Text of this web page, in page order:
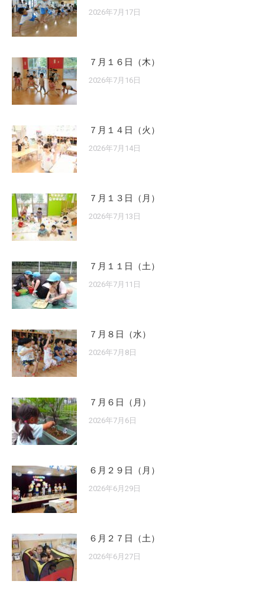
2026年7月17日
７月１６日（木）
2026年7月16日
７月１４日（火）
2026年7月14日
７月１３日（月）
2026年7月13日
７月１１日（土）
2026年7月11日
７月８日（水）
2026年7月8日
７月６日（月）
2026年7月6日
６月２９日（月）
2026年6月29日
６月２７日（土）
2026年6月27日